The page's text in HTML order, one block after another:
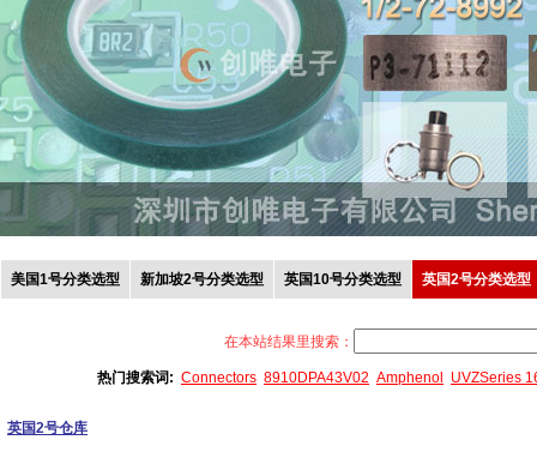
美国1号分类选型 新加坡2号分类选型 英国10号分类选型 英国2号分类选型
在本站结果里搜索：
热门搜索词: Connectors 8910DPA43V02 Amphenol UVZSeries
英国2号仓库